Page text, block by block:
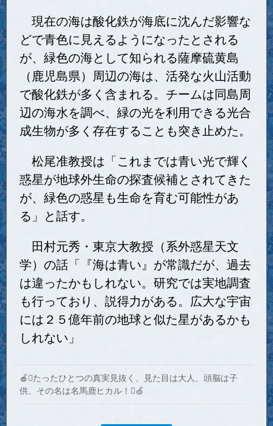
現在の海は酸化鉄が海底に沈んだ影響な
どで青色に見えるようになったとされる
が、緑色の海として知られる薩摩硫黄島
（鹿児島県）周辺の海は、活発な火山活動
で酸化鉄が多く含まれる。チームは同島周
辺の海水を調べ、緑の光を利用できる光合
成生物が多く存在することも突き止めた。
松尾准教授は「これまでは青い光で輝く
惑星が地球外生命の探査候補とされてきた
が、緑色の惑星も生命を育む可能性があ
る」と話す。
田村元秀・東京大教授（系外惑星天文
学）の話「『海は青い』が常識だが、過去
は違ったかもしれない。研究では実地調査
も行っており、説得力がある。広大な宇宙
には２５億年前の地球と似た星があるかも
しれない」
🍎たったひとつの真実見抜く、見た目は大人、頭脳は子
供、その名は名馬鹿ヒカル！🍏